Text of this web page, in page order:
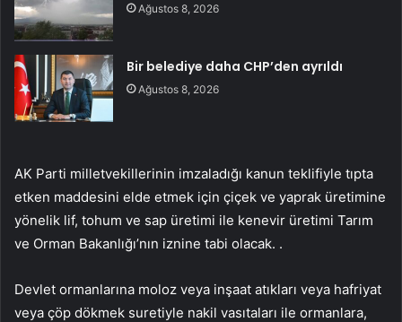
Ağustos 8, 2026
Bir belediye daha CHP’den ayrıldı
Ağustos 8, 2026
AK Parti milletvekillerinin imzaladığı kanun teklifiyle tıpta
etken maddesini elde etmek için çiçek ve yaprak üretimine
yönelik lif, tohum ve sap üretimi ile kenevir üretimi Tarım
ve Orman Bakanlığı’nın iznine tabi olacak. .
Devlet ormanlarına moloz veya inşaat atıkları veya hafriyat
veya çöp dökmek suretiyle nakil vasıtaları ile ormanlara,